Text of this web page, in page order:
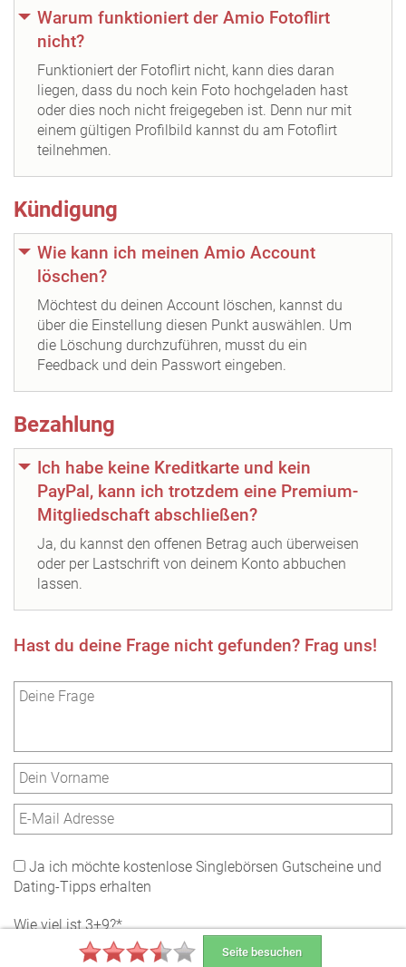
Warum funktioniert der Amio Fotoflirt
nicht?
Funktioniert der Fotoflirt nicht, kann dies daran
liegen, dass du noch kein Foto hochgeladen hast
oder dies noch nicht freigegeben ist. Denn nur mit
einem gültigen Profilbild kannst du am Fotoflirt
teilnehmen.
Kündigung
Wie kann ich meinen Amio Account
löschen?
Möchtest du deinen Account löschen, kannst du
über die Einstellung diesen Punkt auswählen. Um
die Löschung durchzuführen, musst du ein
Feedback und dein Passwort eingeben.
Bezahlung
Ich habe keine Kreditkarte und kein
PayPal, kann ich trotzdem eine Premium-
Mitgliedschaft abschließen?
Ja, du kannst den offenen Betrag auch überweisen
oder per Lastschrift von deinem Konto abbuchen
lassen.
Hast du deine Frage nicht gefunden? Frag uns!
Ja ich möchte kostenlose Singlebörsen Gutscheine und
Dating-Tipps erhalten
Wie viel ist 3+9?*
Seite besuchen